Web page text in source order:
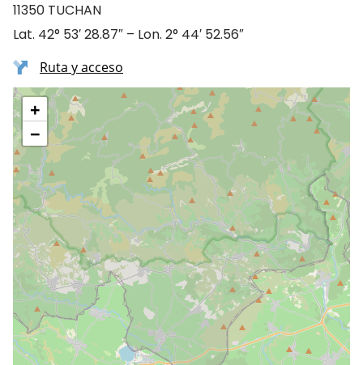
11350 TUCHAN
Lat. 42° 53′ 28.87″ – Lon. 2° 44′ 52.56″
Ruta y acceso
+
−